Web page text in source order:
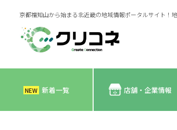
京都福知山から始まる北近畿の地域情報ポータルサイト！
NEW 新着一覧 店舗・企業情報